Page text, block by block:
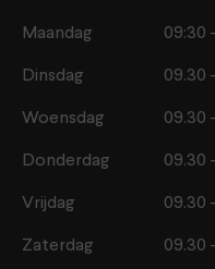
Maandag 09:30
Dinsdag 09.30
Woensdag 09.30
Donderdag 09.30
Vrijdag 09.30
Zaterdag 09.30